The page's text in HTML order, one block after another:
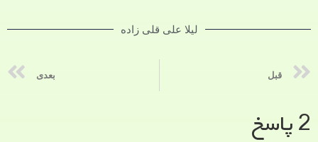
لیلا علی قلی زاده
قبل بعدی
2 پاسخ